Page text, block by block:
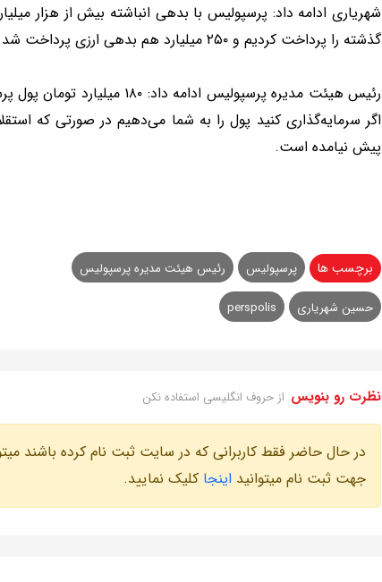
گذشته را پرداخت کردیم و ۲۵۰ میلیارد هم بدهی ارزی پرداخت شد.
رئیس هیئت مدیره پرسپولیس
اگر سرمایه‌گذاری کنید پول را به شما می‌دهیم در صورتی که
پیش نیامده است.
برچسب ها پرسپولیس رئیس هیئت مدیره پرسپولیس
حسین شهریاری perspolis
نظرت رو بنویس از حروف انگلیسی استفاده نکن
در حال حاضر فقط کاربرانی که در سایت ثبت نام کرده باشند
جهت ثبت نام میتوانید اینجا کلیک نمایید.